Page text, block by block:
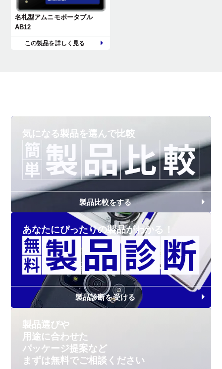
名札型アムニモポータブル
AB12
この製品を詳しく見る
気になる製品を選んで比較
製品比較をする
あなたにぴったりの製品がわかる！
製品診断を受ける
製品選びや
用途に合わせた
パッケージ提案など
まずは無料でご相談ください